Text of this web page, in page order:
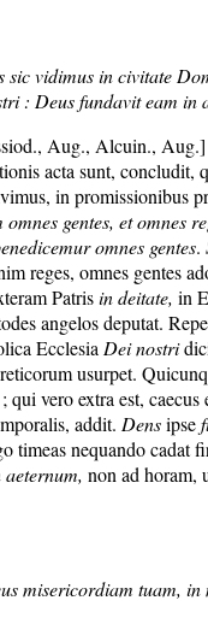
sic vidimus in civitate
: Deus fundavit eam in
Aug., Alcuin.,
acta sunt, concludit,
in promissionibus
gentes, et omnes
omnes gentes.
reges, omnes gentes
Patrisin deitate, in
angelos deputat.
Ecclesia Dei nostri
usurpet.
vero extra est, caecus
addit. Densipse
timeas nequando cadat
aeternum, non ad horam,
misericordiam tuam, in